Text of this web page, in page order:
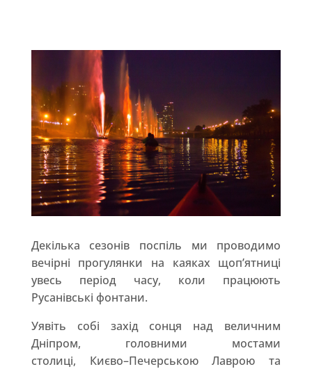
Декілька сезонів поспіль ми проводимо
вечірні прогулянки на каяках щоп’ятниці
увесь період часу, коли працюють
Русанівські фонтани.
Уявіть собі захід сонця над величним
Дніпром, головними мостами
столиці, Києво–Печерською Лаврою та